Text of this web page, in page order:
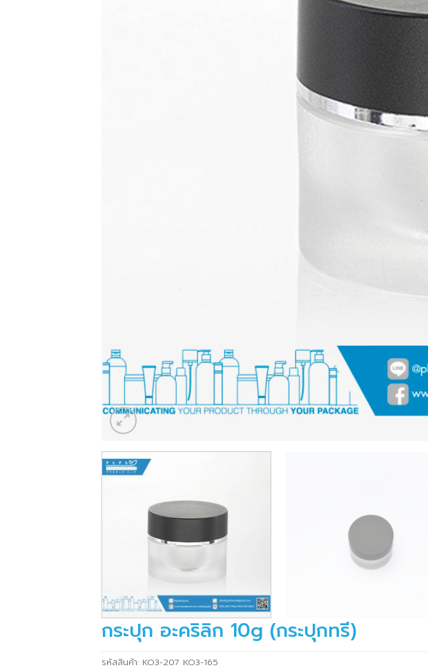
กระปุก อะคริลิก 10g (กระปุกทรี)
รหัสสินค้า: KO3-207 KO3-165